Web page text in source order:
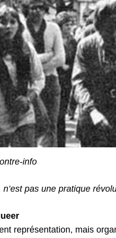
info
pas une pratique
représentation, mais